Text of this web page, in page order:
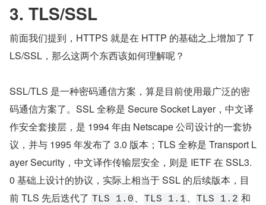
3. TLS/SSL
前面我们提到，HTTPS 就是在 HTTP 的基础之上增加了 T
LS/SSL，那么这两个东西该如何理解呢？
SSL/TLS 是一种密码通信方案，算是目前使用最广泛的密
码通信方案了。SSL 全称是 Secure Socket Layer，中文译
作安全套接层，是 1994 年由 Netscape 公司设计的一套协
议，并与 1995 年发布了 3.0 版本；TLS 全称是 Transport L
ayer Security，中文译作传输层安全，则是 IETF 在 SSL3.
0 基础上设计的协议，实际上相当于 SSL 的后续版本，目
前 TLS 先后迭代了 TLS 1.0 、 TLS 1.1 、 TLS 1.2